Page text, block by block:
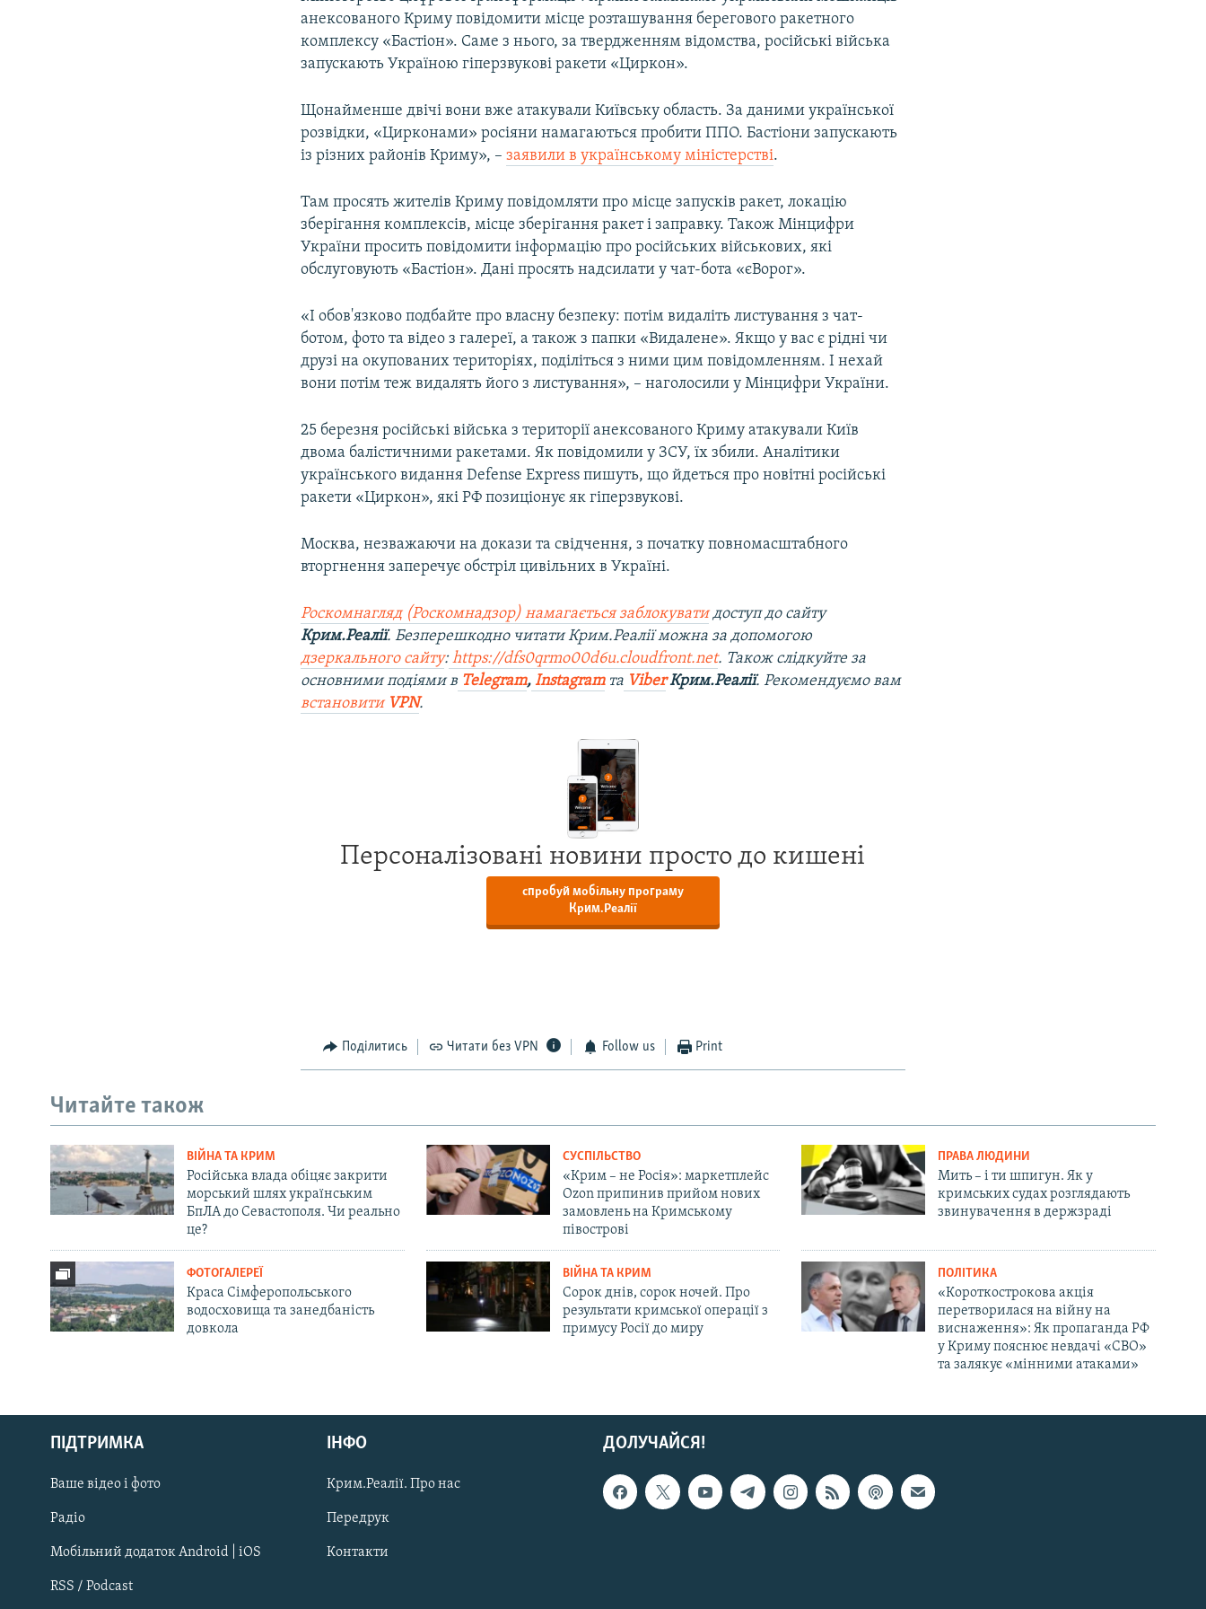
Русский
Qırımtatar
ДОЛУЧАЙСЯ!
анексованого Криму повідомити місце розташування берегового ракетного
комплексу «Бастіон». Саме з нього, за твердженням відомства, російські війська
запускають Україною гіперзвукові ракети «Циркон».
Щонайменше двічі вони вже атакували Київську область. За даними української
розвідки, «Цирконами» росіяни намагаються пробити ППО. Бастіони запускають
із різних районів Криму», –заявили в українському міністерстві.
Там просять жителів Криму повідомляти про місце запусків ракет, локацію
зберігання комплексів, місце зберігання ракет і заправку. Також Мінцифри
України просить повідомити інформацію про російських військових, які
обслуговують «Бастіон». Дані просять надсилати у чат-бота «єВорог».
«І обов'язково подбайте про власну безпеку: потім видаліть листування з чат-
ботом, фото та відео з галереї, а також з папки «Видалене». Якщо у вас є рідні чи
друзі на окупованих територіях, поділіться з ними цим повідомленням. І нехай
вони потім теж видалять його з листування», – наголосили у Мінцифри України.
25 березня російські війська з території анексованого Криму атакували Київ
двома балістичними ракетами. Як повідомили у ЗСУ, їх збили. Аналітики
українського видання Defense Express пишуть, що йдеться про новітні російські
ракети «Циркон», які РФ позиціонує як гіперзвукові.
Москва, незважаючи на докази та свідчення, з початку повномасштабного
вторгнення заперечує обстріл цивільних в Україні.
Роскомнагляд (Роскомнадзор) намагається заблокуватидоступ до сайту
Крим.Реалії. Безперешкодно читати Крим.Реалії можна за допомогою
дзеркального сайту: https://dfs0qrmo00d6u.cloudfront.net. Також слідкуйте за
основними подіями в Telegram, Instagramта ViberКрим.Реалії. Рекомендуємо вам
встановити VPN.
Персоналізовані новини просто до кишені
спробуй мобільну програму
Крим.Реалії
Поділитись Читати без VPN Follow us Print
Читайте також
ВІЙНА ТА КРИМ
Російська влада обіцяє закрити
морський шлях українським
БпЛА до Севастополя. Чи реально
це?
СУСПІЛЬСТВО
«Крим – не Росія»: маркетплейс
Ozon припинив прийом нових
замовлень на Кримському
півострові
ПРАВА ЛЮДИНИ
Мить – і ти шпигун. Як у
кримських судах розглядають
звинувачення в держзраді
ФОТОГАЛЕРЕЇ
Краса Сімферопольського
водосховища та занедбаність
довкола
ВІЙНА ТА КРИМ
Сорок днів, сорок ночей. Про
результати кримської операції з
примусу Росії до миру
ПОЛІТИКА
«Короткострокова акція
перетворилася на війну на
виснаження»: Як пропаганда РФ
у Криму пояснює невдачі «СВО»
та залякує «мінними атаками»
ДОЛУЧАЙСЯ!
ПІДТРИМКА
Ваше відео і фото
Радіо
Мобільний додаток Android | iOS
RSS / Podcast
ІНФО
Крим.Реалії. Про нас
Передрук
Контакти